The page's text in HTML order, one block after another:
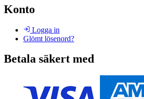
Konto
Logga in
Glömt lösenord?
Betala säkert med